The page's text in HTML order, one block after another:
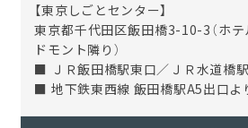
【東京しごとセンター】
東京都千代田区飯田橋3-10-3（ホ
ドモント隣り）
■ ＪＲ飯田橋駅東口／ＪＲ水道橋
■ 地下鉄東西線 飯田橋駅A5出口よ